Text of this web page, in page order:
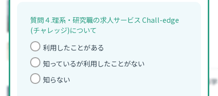
中高生 高校生向け科学コラム
【博物館訪問動画】芸術と科
質問４.理系・研究職の求人サービス Chall-edge
(チャレッジ)について
利用したことがある
知っているが利用したことがない
知らない